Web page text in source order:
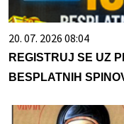
20. 07. 2026 08:04
REGISTRUJ SE UZ
BESPLATNIH